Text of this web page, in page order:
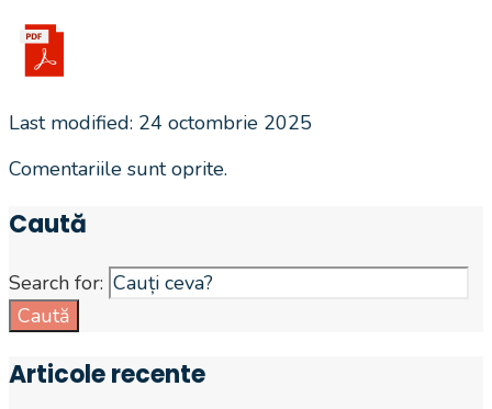
Last modified: 24 octombrie 2025
Comentariile sunt oprite.
Caută
Search for:
Caută
Articole recente